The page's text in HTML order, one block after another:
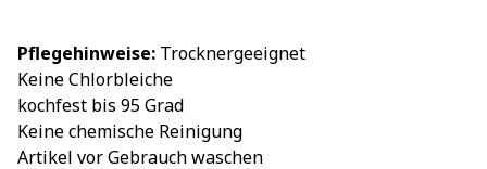
Pflegehinweise: Trocknergeeignet
Keine Chlorbleiche
kochfest bis 95 Grad
Keine chemische Reinigung
Artikel vor Gebrauch waschen